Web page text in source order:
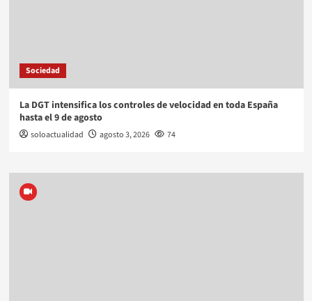
Sociedad
La DGT intensifica los controles de velocidad en toda España
hasta el 9 de agosto
soloactualidad agosto 3, 2026 74